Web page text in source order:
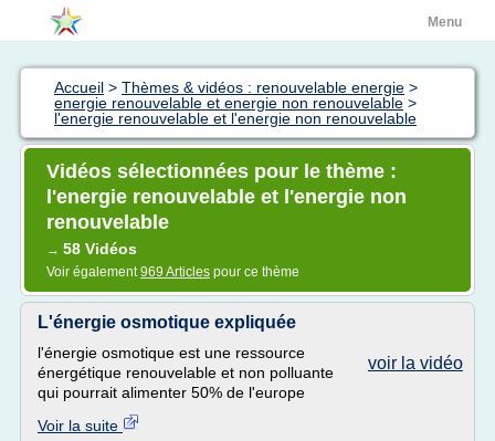
Menu
Accueil > Thèmes & vidéos : renouvelable energie >
energie renouvelable et energie non renouvelable >
l'energie renouvelable et l'energie non renouvelable
Vidéos sélectionnées pour le thème :
l'energie renouvelable et l'energie non
renouvelable
→ 58 Vidéos
Voir également969 Articles pour ce thème
L'énergie osmotique expliquée
voir la vidéo
l'énergie osmotique est une ressource
énergétique renouvelable et non polluante
qui pourrait alimenter 50% de l'europe
Voir la suite